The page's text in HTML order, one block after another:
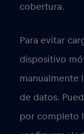
cobertura.
Para evitar
dispositivo
manualmente
de datos.
por completo